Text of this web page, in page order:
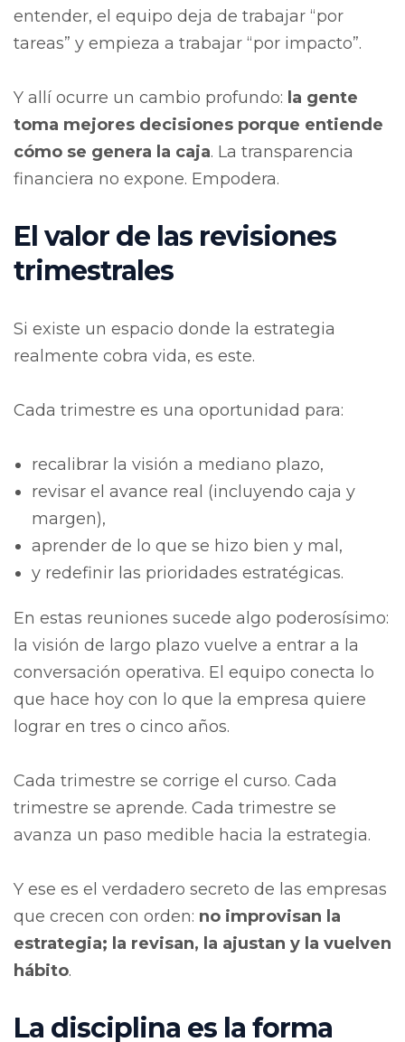
entender, el equipo deja de trabajar “por
tareas” y empieza a trabajar “por impacto”.
Y allí ocurre un cambio profundo: la gente
toma mejores decisiones porque entiende
cómo se genera la caja. La transparencia
financiera no expone. Empodera.
El valor de las revisiones
trimestrales
Si existe un espacio donde la estrategia
realmente cobra vida, es este.
Cada trimestre es una oportunidad para:
recalibrar la visión a mediano plazo,
revisar el avance real (incluyendo caja y
margen),
aprender de lo que se hizo bien y mal,
y redefinir las prioridades estratégicas.
En estas reuniones sucede algo poderosísimo:
la visión de largo plazo vuelve a entrar a la
conversación operativa. El equipo conecta lo
que hace hoy con lo que la empresa quiere
lograr en tres o cinco años.
Cada trimestre se corrige el curso. Cada
trimestre se aprende. Cada trimestre se
avanza un paso medible hacia la estrategia.
Y ese es el verdadero secreto de las empresas
que crecen con orden: no improvisan la
estrategia; la revisan, la ajustan y la vuelven
hábito.
La disciplina es la forma